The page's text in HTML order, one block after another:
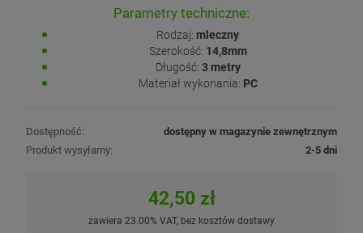
Parametry techniczne:
Rodzaj: mleczny
Szerokość: 14,8mm
Długość: 3 metry
Materiał wykonania: PC
Dostępność:
dostępny w magazynie zewnętrznym
Produkt wysyłamy:
2-5 dni
42,50 zł
zawiera 23.00% VAT, bez kosztów dostawy